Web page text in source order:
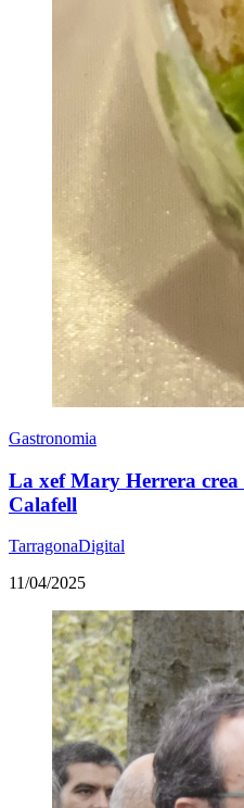
Gastronomia
La xef Mary Herrera crea
Calafell
TarragonaDigital
11/04/2025